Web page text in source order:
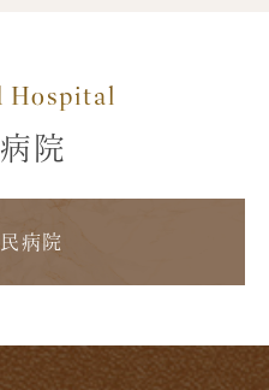
院
病院